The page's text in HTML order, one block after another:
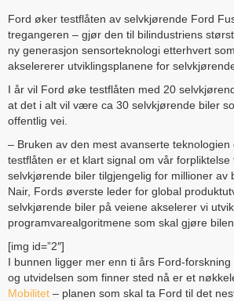
Ford øker testflåten av selvkjørende Ford
tregangeren – gjør den til bilindustriens
ny generasjon sensorteknologi etterhvert
akselererer utviklingsplanene for
I år vil Ford øke testflåten med 20
at det i alt vil være ca 30 selvkjørende biler
offentlig vei.
– Bruken av den mest avanserte teknologien
testflåten er et klart signal om vår forpliktelse
selvkjørende biler tilgjengelig for millioner av
Nair, Fords øverste leder for global
selvkjørende biler på veiene akselerer vi
programvarealgoritmene som skal gjøre
[img id=”2″]
I bunnen ligger mer enn ti års Ford-
og utvidelsen som finner sted nå er et
Mobilitet – planen som skal ta Ford til det